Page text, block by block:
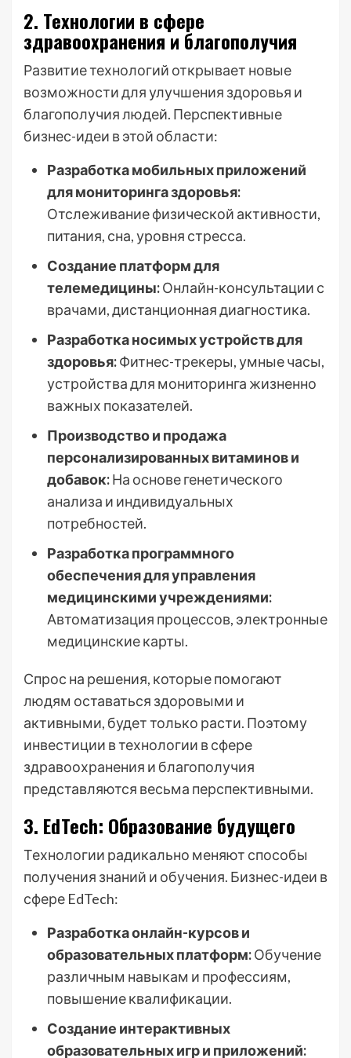
2. Технологии в сфере
здравоохранения и благополучия
Развитие технологий открывает новые
возможности для улучшения здоровья и
благополучия людей. Перспективные
бизнес-идеи в этой области:
Разработка мобильных приложений
для мониторинга здоровья:
Отслеживание физической активности,
питания, сна, уровня стресса.
Создание платформ для
телемедицины:Онлайн-консультации с
врачами, дистанционная диагностика.
Разработка носимых устройств для
здоровья:Фитнес-трекеры, умные часы,
устройства для мониторинга жизненно
важных показателей.
Производство и продажа
персонализированных витаминов и
добавок:На основе генетического
анализа и индивидуальных
потребностей.
Разработка программного
обеспечения для управления
медицинскими учреждениями:
Автоматизация процессов, электронные
медицинские карты.
Спрос на решения, которые помогают
людям оставаться здоровыми и
активными, будет только расти. Поэтому
инвестиции в технологии в сфере
здравоохранения и благополучия
представляются весьма перспективными.
3. EdTech: Образование будущего
Технологии радикально меняют способы
получения знаний и обучения. Бизнес-идеи в
сфере EdTech:
Разработка онлайн-курсов и
образовательных платформ:Обучение
различным навыкам и профессиям,
повышение квалификации.
Создание интерактивных
образовательных игр и приложений: